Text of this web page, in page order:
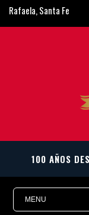
Rafaela, Santa Fe